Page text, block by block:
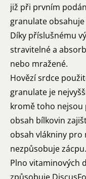
již při prvním
granulate obsahuje
Díky příslušnému
stravitelné a
nebo mražené.
Hovězí srdce
granulate je
kromě toho nejsou
obsah bílkovin
obsah vlákniny
nezpůsobuje zácpu.
Plno vitaminových